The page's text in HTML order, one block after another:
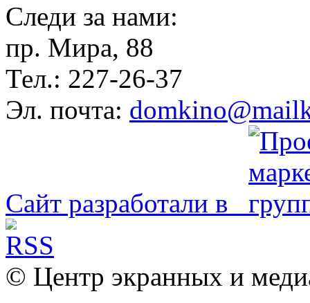
Следи за нами:
пр. Мира, 88
Тел.: 227-26-37
Эл. почта:
Сайт разработали в
© Центр экранных и